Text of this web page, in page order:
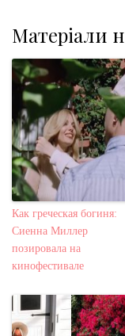
Матеріали
Как греческая богиня:
Сиенна Миллер
позировала на
кинофестивале